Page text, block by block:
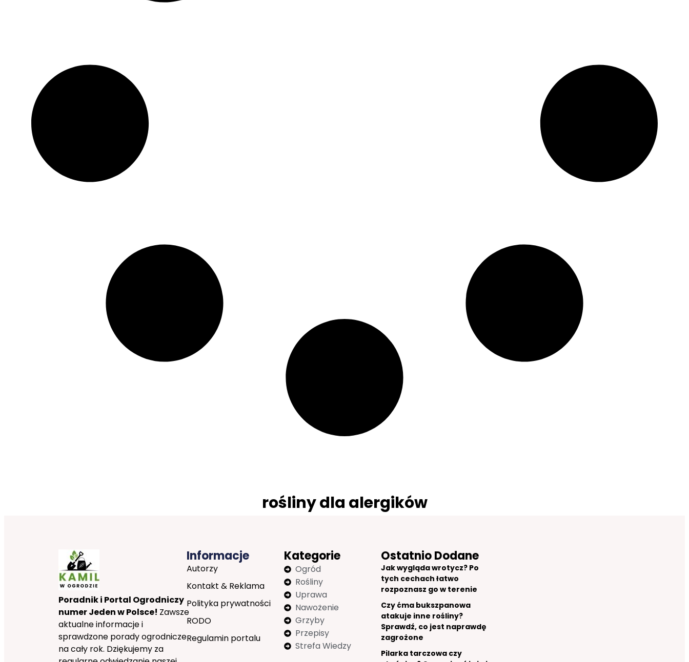
rośliny dla alergików
Poradnik i Portal Ogrodniczy
numer Jeden w Polsce! Zawsze
aktualne informacje i
sprawdzone porady ogrodnicze
na cały rok. Dziękujemy za
Informacje
Autorzy
Kontakt & Reklama
Polityka prywatności
RODO
Regulamin portalu
Kategorie
Ogród
Rośliny
Uprawa
Nawożenie
Grzyby
Przepisy
Strefa Wiedzy
Ostatnio Dodane
Jak wygląda wrotycz? Po
tych cechach łatwo
rozpoznasz go w terenie
Czy ćma bukszpanowa
atakuje inne rośliny?
Sprawdź, co jest naprawdę
zagrożone
Pilarka tarczowa czy